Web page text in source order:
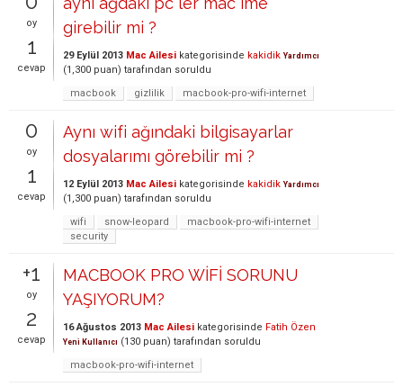
oy
1
cevap
girebilir mi ?
29 Eylül 2013 Mac Ailesi kategorisinde kakidik Yardımcı
(1,300 puan) tarafından soruldu
macbook
gizlilik macbook-pro-wifi-internet
0
oy
1
cevap
Aynı wifi ağındaki bilgisayarlar
dosyalarımı görebilir mi ?
12 Eylül 2013 Mac Ailesi kategorisinde kakidik Yardımcı
(1,300 puan) tarafından soruldu
wifi
snow-leopard
macbook-pro-wifi-internet
security
+1
oy
2
cevap
MACBOOK PRO WİFİ SORUNU
YAŞIYORUM?
16 Ağustos 2013 Mac Ailesi kategorisinde Fatih Özen
Yeni Kullanıcı (130 puan) tarafından soruldu
macbook-pro-wifi-internet